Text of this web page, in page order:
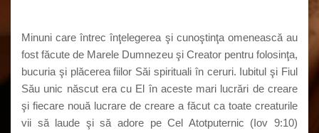
Minuni care întrec înţelegerea şi cunoştinţa omenească au
fost făcute de Marele Dumnezeu şi Creator pentru folosinţa,
bucuria şi plăcerea fiilor Săi spirituali în ceruri. Iubitul şi Fiul
Său unic născut era cu El în aceste mari lucrări de creare
şi fiecare nouă lucrare de creare a făcut ca toate creaturile
vii să laude şi să adore pe Cel Atotputernic (Iov 9:10)